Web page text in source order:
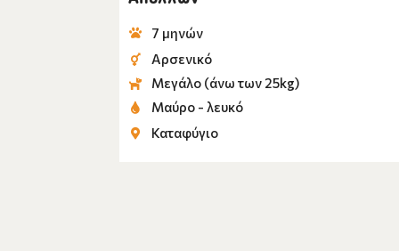
7 μηνών
Αρσενικό
Μεγάλο (άνω των 25kg)
Μαύρο - λευκό
Καταφύγιο